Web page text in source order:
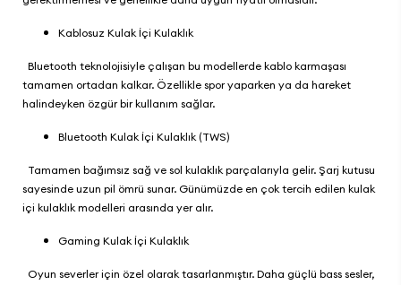
Kablosuz Kulak İçi Kulaklık
Bluetooth teknolojisiyle çalışan bu modellerde kablo karmaşası
tamamen ortadan kalkar. Özellikle spor yaparken ya da hareket
halindeyken özgür bir kullanım sağlar.
Bluetooth Kulak İçi Kulaklık (TWS)
Tamamen bağımsız sağ ve sol kulaklık parçalarıyla gelir. Şarj kutusu
sayesinde uzun pil ömrü sunar. Günümüzde en çok tercih edilen kulak
içi kulaklık modelleri arasında yer alır.
Gaming Kulak İçi Kulaklık
Oyun severler için özel olarak tasarlanmıştır. Daha güçlü bass sesler,